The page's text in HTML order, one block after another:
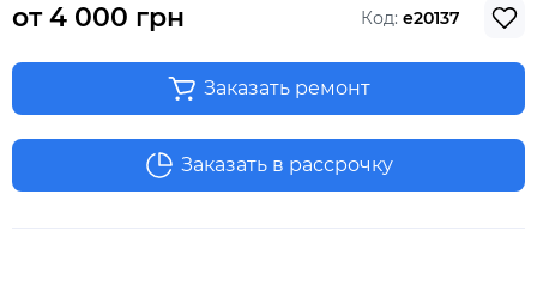
от 4 000 грн Код: e20137
Заказать ремонт
Заказать в рассрочку